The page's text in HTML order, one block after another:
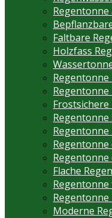
Regentonne
Faltbare
Holzfass
Regentonne
Regentonne
Flache
Regentonne
Moderne